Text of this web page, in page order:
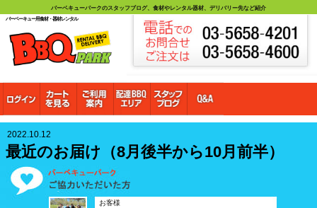
バーベキューパークのスタッフブログ、食材やレンタル器材、デリバリー先など紹介
バーベーキュー用食材・器材レンタル
2022.10.12
最近のお届け（8月後半から10月前半）
お客様